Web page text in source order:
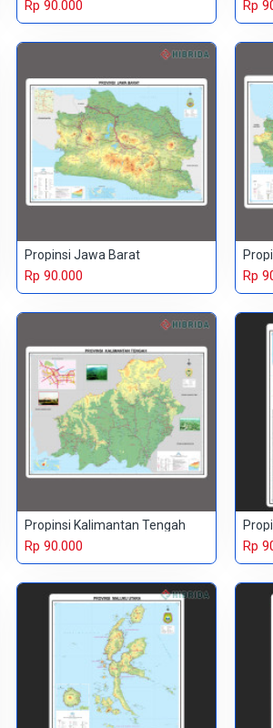
Rp 90.000 Rp
Propinsi Jawa Barat
Rp 90.000 Rp
Propinsi Kalimantan Tengah
Rp 90.000 Rp